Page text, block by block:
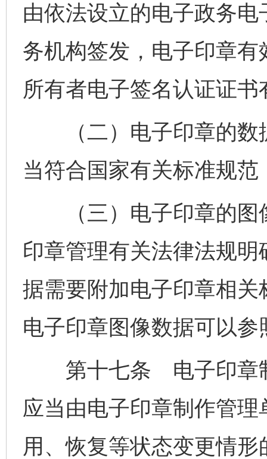
由依法设立的电子政务
务机构签发，电子印章
所有者电子签名认证证
（二）电子印章的数
当符合国家有关标准规范
（三）电子印章的图
印章管理有关法律法规
据需要附加电子印章相
电子印章图像数据可以
第十七条 电子印章制
应当由电子印章制作管
用、恢复等状态变更情